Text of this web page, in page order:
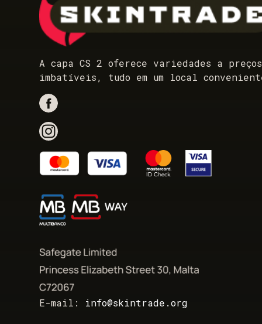
A capa CS 2 oferece variedades a preços
imbatíveis, tudo em um local
E-mail: info@skintrade.org